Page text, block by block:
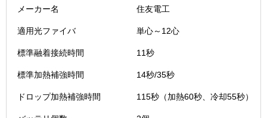
メーカー名 住友電工
適用光ファイバ 単心～12心
標準融着接続時間 11秒
標準加熱補強時間 14秒/35秒
ドロップ加熱補強時間 115秒（加熱60秒、冷却55秒）